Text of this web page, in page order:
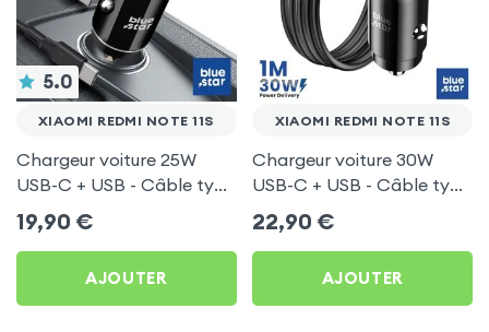
5.0
XIAOMI REDMI NOTE 11S
Chargeur voiture 25W
USB-C + USB - Câble type
C 60W Blue Star pour
Xiaomi Redmi Note 11s
19,90 €
AJOUTER
XIAOMI REDMI NOTE 11S
Chargeur voiture 30W
USB-C + USB - Câble type
C 60W Blue Star pour
Xiaomi Redmi Note 11s
22,90 €
AJOUTER